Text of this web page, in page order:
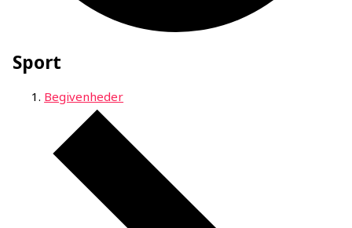
Sport
Begivenheder